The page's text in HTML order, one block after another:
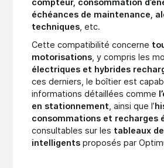
échéances de maintenance,
techniques , etc.
Cette compatibilité concerne
motorisations , y compris les
électriques et hybrides
ces derniers, le boîtier est
informations détaillées comme
en stationnement , ainsi que l’
consommations et recharges
consultables sur les tableaux
intelligents proposés par